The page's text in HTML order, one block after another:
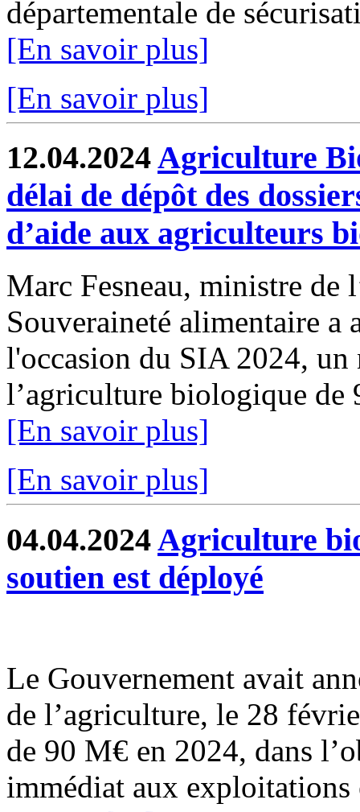
départementale de
[En savoir plus]
[En savoir plus]
12.04.2024Agriculture
délai de dépôt des
d’aide aux agriculteurs
Marc Fesneau, ministre de
Souveraineté alimentaire a
l'occasion du SIA 2024,
l’agriculture biologique de
[En savoir plus]
[En savoir plus]
04.04.2024Agriculture
soutien est déployé
Le Gouvernement avait
de l’agriculture, le 28
de 90 M€ en 2024, dans
immédiat aux